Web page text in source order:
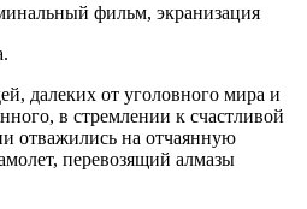
фильм, экранизация
далеких от уголовного мира и
в стремлении к счастливой
отважились на отчаянную
перевозящий алмазы